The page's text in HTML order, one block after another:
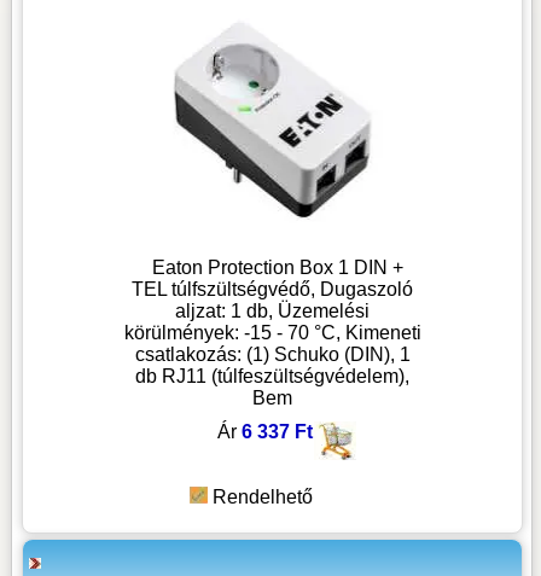
Eaton Protection Box 1 DIN +
TEL túlfszültségvédő, Dugaszoló
aljzat: 1 db, Üzemelési
körülmények: -15 - 70 °C, Kimeneti
csatlakozás: (1) Schuko (DIN), 1
db RJ11 (túlfeszültségvédelem),
Bem
Ár 6 337 Ft
Rendelhető